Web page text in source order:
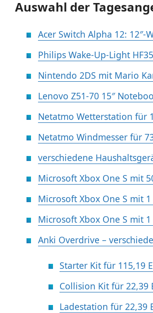
Auswahl der
Acer Switch Alpha 12: 12″-
Philips Wake-Up-Light
Nintendo 2DS mit Mario
Lenovo Z51-70 15″
Netatmo Wetterstation für
Netatmo Windmesser für
verschiedene
Microsoft Xbox One S mit
Microsoft Xbox One S mit
Microsoft Xbox One S mit
Anki Overdrive –
Starter Kit für 115,19
Collision Kit für 22,39
Ladestation für 22,39